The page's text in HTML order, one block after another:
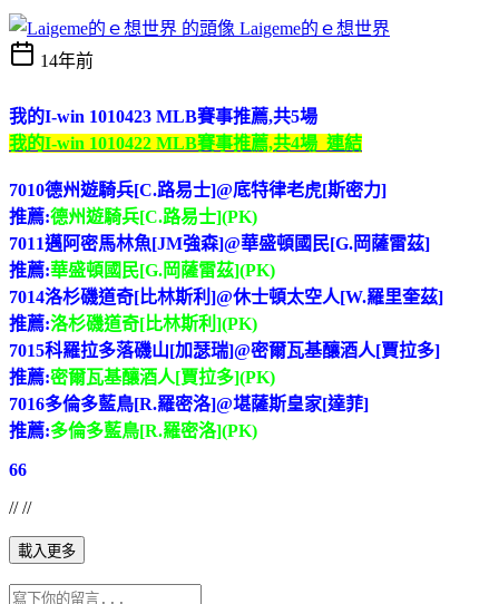
Laigeme的ｅ想世界
14年前
我的I-win 1010423 MLB賽事推薦,共5場
我的I-win 1010422 MLB賽事推薦,共4場 連結
7010德州遊騎兵[C.路易士]@底特律老虎[斯密力]
推薦:德州遊騎兵[C.路易士](PK)
7011邁阿密馬林魚[JM強森]@華盛頓國民[G.岡薩雷茲]
推薦:華盛頓國民[G.岡薩雷茲](PK)
7014洛杉磯道奇[比林斯利]@休士頓太空人[W.羅里奎茲]
推薦:洛杉磯道奇[比林斯利](PK)
7015科羅拉多落磯山[加瑟瑞]@密爾瓦基釀酒人[賈拉多]
推薦:密爾瓦基釀酒人[賈拉多](PK)
7016多倫多藍鳥[R.羅密洛]@堪薩斯皇家[達菲]
推薦:多倫多藍鳥[R.羅密洛](PK)
66
// //
載入更多